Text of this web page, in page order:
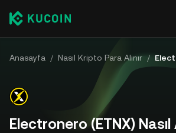
Anasayfa / Nasıl Kripto Para Alınır /
Electronero (ETNX) Nasıl